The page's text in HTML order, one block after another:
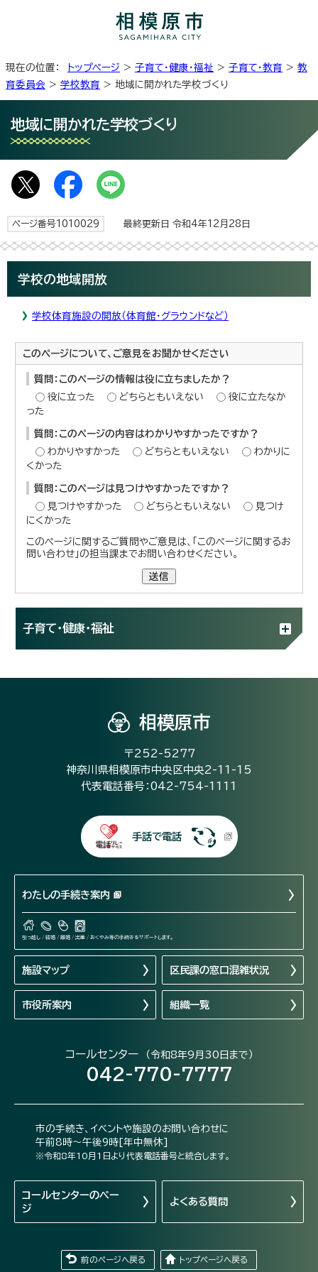
現在の位置： トップページ > 子育て・健康・福祉 > 子育て・教育 > 教
育委員会 > 学校教育 > 地域に開かれた学校づくり
地域に開かれた学校づくり
ページ番号1010029 最終更新日 令和4年12月28日
学校の地域開放
学校体育施設の開放（体育館・グラウンドなど）
このページについて、ご意見をお聞かせください
質問：このページの情報は役に立ちましたか？
役に立った
どちらともいえない
役に立たなか
った
質問：このページの内容はわかりやすかったですか？
わかりやすかった
どちらともいえない
わかりに
くかった
質問：このページは見つけやすかったですか？
見つけやすかった
どちらともいえない
見つけ
にくかった
このページに関するご質問やご意見は、「このページに関するお
問い合わせ」の担当課までお問い合わせください。
送信
子育て・健康・福祉
相模原市
〒252-5277
神奈川県相模原市中央区中央2-11-15
代表電話番号：042-754-1111
手話で電話
わたしの手続き案内
引っ越し / 結婚 / 離婚 / 出産 / おくやみ等の手続きをサポートします。
施設マップ 区民課の窓口混雑状況
市役所案内 組織一覧
コールセンター （令和8年9月30日まで）
042-770-7777
市の手続き、イベントや施設のお問い合わせに
午前8時～午後9時[年中無休]
※令和8年10月1日より代表電話番号と統合します。
コールセンターのペー
ジ
よくある質問
前のページへ戻る トップページへ戻る